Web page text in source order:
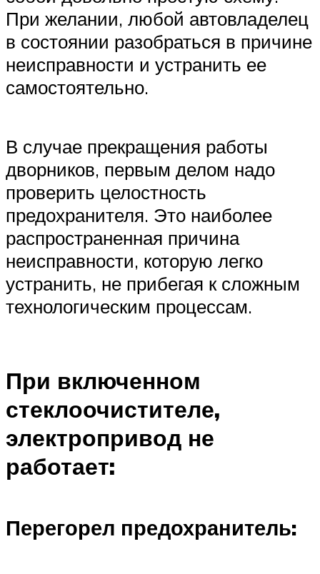
При желании, любой автовладелец
в состоянии разобраться в причине
неисправности и устранить ее
самостоятельно.
В случае прекращения работы
дворников, первым делом надо
проверить целостность
предохранителя. Это наиболее
распространенная причина
неисправности, которую легко
устранить, не прибегая к сложным
технологическим процессам.
При включенном
стеклоочистителе,
электропривод не
работает:
Перегорел предохранитель: